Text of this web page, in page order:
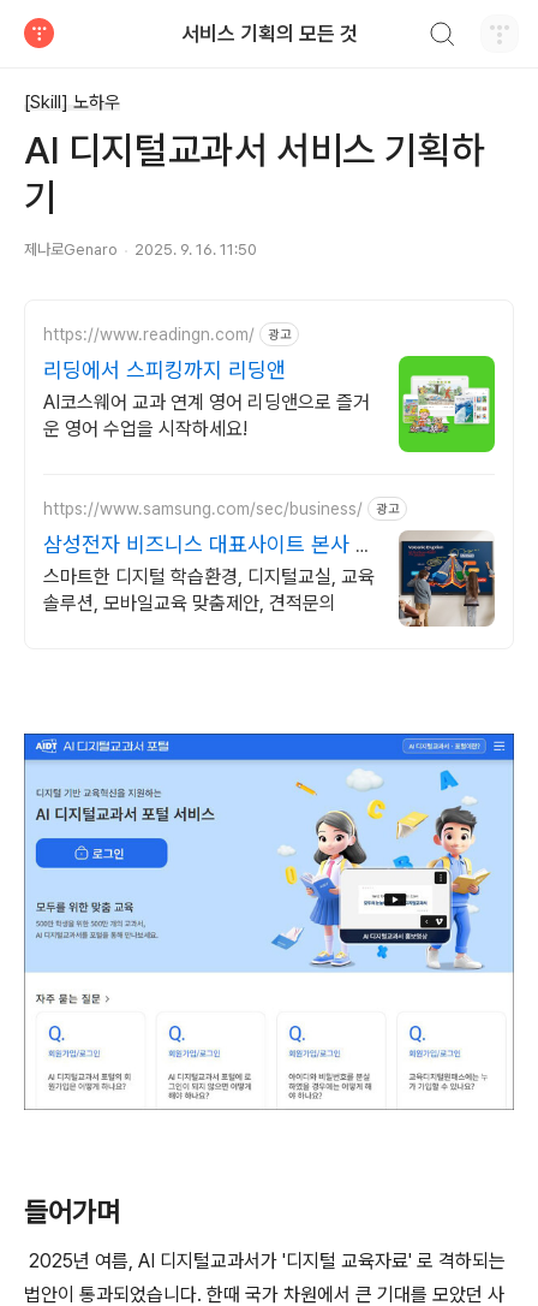
서비스 기획의 모든 것
[Skill] 노하우
AI 디지털교과서 서비스 기획하
기
제나로Genaro 2025. 9. 16. 11:50
https://www.readingn.com/ 광고
리딩에서 스피킹까지 리딩앤
AI코스웨어 교과 연계 영어 리딩앤으로 즐거
운 영어 수업을 시작하세요!
https://www.samsung.com/sec/business/ 광고
삼성전자 비즈니스 대표사이트 본사 공
식 운영 견적문의
스마트한 디지털 학습환경, 디지털교실, 교육
솔루션, 모바일교육 맞춤제안, 견적문의
들어가며
2025년 여름, AI 디지털교과서가 '디지털 교육자료' 로 격하되는
법안이 통과되었습니다. 한때 국가 차원에서 큰 기대를 모았던 사